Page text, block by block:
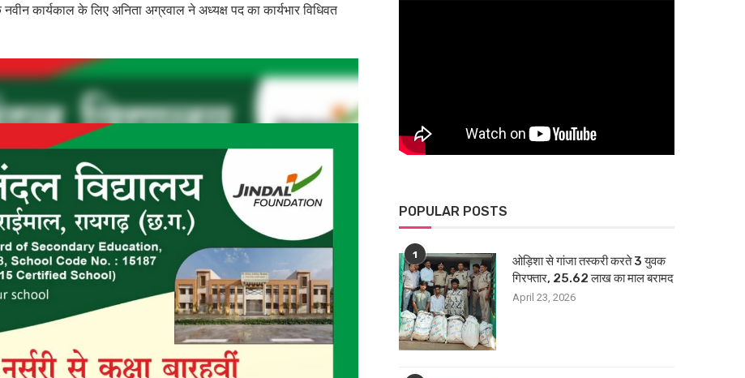
कार्यकाल के लिए अनिता अग्रवाल ने अध्यक्ष पद का कार्यभार विधिवत
POPULAR POSTS
1
ओड़िशा से गांजा तस्करी करते 3 युवक
गिरफ्तार, 25.62 लाख का माल बरामद
April 23, 2026